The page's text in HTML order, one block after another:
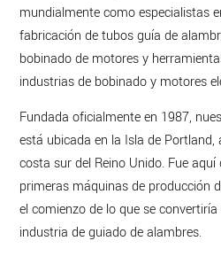
mundialmente como especialistas
fabricación de tubos guía de
bobinado de motores y
industrias de bobinado y motores
Fundada oficialmente en 1987,
está ubicada en la Isla de
costa sur del Reino Unido. Fue
primeras máquinas de producción
el comienzo de lo que se
industria de guiado de alambres.